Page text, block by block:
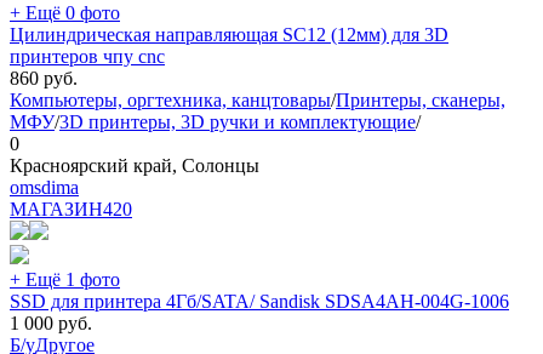
+ Ещё 0 фото
Цилиндрическая направляющая SC12 (12мм) для 3D
принтеров чпу cnc
860 руб.
Компьютеры, оргтехника, канцтовары/Принтеры, сканеры,
МФУ/3D принтеры, 3D ручки и комплектующие/
0
Красноярский край, Солонцы
omsdima
МАГАЗИН420
+ Ещё 1 фото
SSD для принтера 4Гб/SATA/ Sandisk SDSA4AH-004G-1006
1 000 руб.
Б/уДругое